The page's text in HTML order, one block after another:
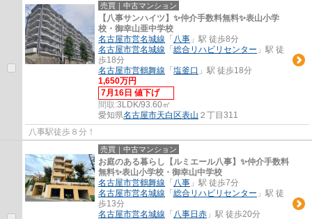
売買｜中古マンション
【八事サンハイツ】✨️仲介手数料無料✨️表山小学
校・御幸山亜中学校
名古屋市営名城線 「 八事 」駅 徒歩8分
名古屋市営名城線 「 総合リハビリセンター 」駅 徒
歩18分
名古屋市営鶴舞線 「 塩釜口 」駅 徒歩18分
1,650万円
7月16日 値下げ
間取:3LDK/93.60㎡
愛知県名古屋市天白区表山 ２丁目311
八事駅徒歩８分！
売買｜中古マンション
お庭のある暮らし【ルミエール八事】✨️仲介手数料
無料✨️表山小学校・御幸山中学校
名古屋市営鶴舞線 「 八事 」駅 徒歩7分
名古屋市営名城線 「 総合リハビリセンター 」駅 徒
歩13分
名古屋市営名城線 「 八事日赤 」駅 徒歩20分